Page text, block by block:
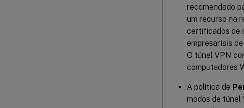
recomendado
um recurso na
certificados de
empresariais
O túnel VPN
computadores
A política de
modos de túnel